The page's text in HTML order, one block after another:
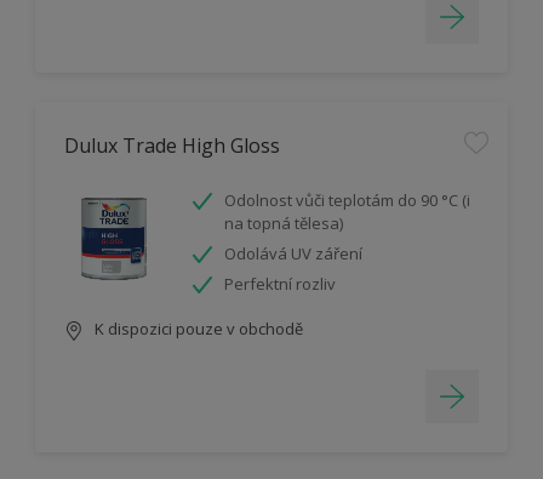
Dulux Trade High Gloss
Odolnost vůči teplotám do 90 °C (i
na topná tělesa)
Odolává UV záření
Perfektní rozliv
K dispozici pouze v obchodě